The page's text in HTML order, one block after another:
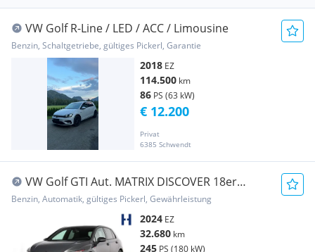
VW Golf R-Line / LED / ACC / Limousine
Benzin, Schaltgetriebe, gültiges Pickerl, Garantie
2018 EZ
114.500 km
86 PS (63 kW)
Privat
6385 Schwendt
€ 12.200
VW Golf GTI Aut. MATRIX DISCOVER 18er
MEGA-DEAL
Benzin, Automatik, gültiges Pickerl, Gewährleistung
2024 EZ
32.680 km
245 PS (180 kW)